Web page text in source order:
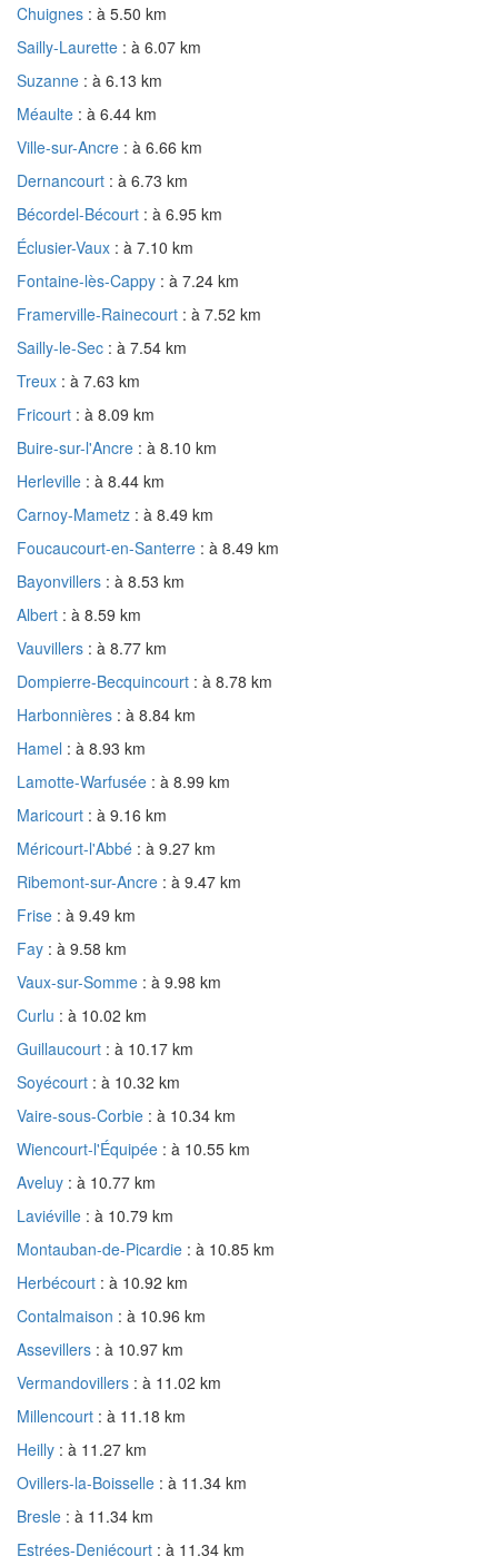
Chuignes : à 5.50 km
Sailly-Laurette : à 6.07 km
Suzanne : à 6.13 km
Méaulte : à 6.44 km
Ville-sur-Ancre : à 6.66 km
Dernancourt : à 6.73 km
Bécordel-Bécourt : à 6.95 km
Éclusier-Vaux : à 7.10 km
Fontaine-lès-Cappy : à 7.24 km
Framerville-Rainecourt : à 7.52 km
Sailly-le-Sec : à 7.54 km
Treux : à 7.63 km
Fricourt : à 8.09 km
Buire-sur-l'Ancre : à 8.10 km
Herleville : à 8.44 km
Carnoy-Mametz : à 8.49 km
Foucaucourt-en-Santerre : à 8.49 km
Bayonvillers : à 8.53 km
Albert : à 8.59 km
Vauvillers : à 8.77 km
Dompierre-Becquincourt : à 8.78 km
Harbonnières : à 8.84 km
Hamel : à 8.93 km
Lamotte-Warfusée : à 8.99 km
Maricourt : à 9.16 km
Méricourt-l'Abbé : à 9.27 km
Ribemont-sur-Ancre : à 9.47 km
Frise : à 9.49 km
Fay : à 9.58 km
Vaux-sur-Somme : à 9.98 km
Curlu : à 10.02 km
Guillaucourt : à 10.17 km
Soyécourt : à 10.32 km
Vaire-sous-Corbie : à 10.34 km
Wiencourt-l'Équipée : à 10.55 km
Aveluy : à 10.77 km
Laviéville : à 10.79 km
Montauban-de-Picardie : à 10.85 km
Herbécourt : à 10.92 km
Contalmaison : à 10.96 km
Assevillers : à 10.97 km
Vermandovillers : à 11.02 km
Millencourt : à 11.18 km
Heilly : à 11.27 km
Ovillers-la-Boisselle : à 11.34 km
Bresle : à 11.34 km
Estrées-Deniécourt : à 11.34 km